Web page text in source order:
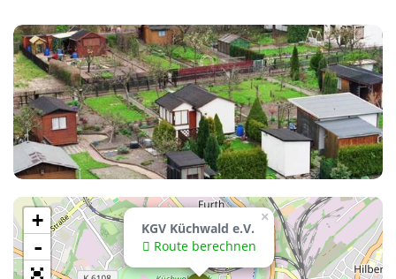
×
KGV Küchwald e.V.
Route berechnen
+
-